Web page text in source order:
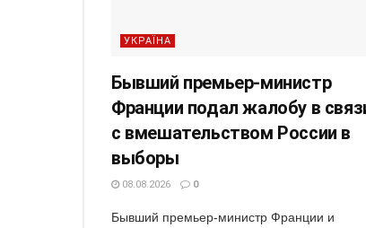
УКРАЇНА
Бывший премьер-министр
Франции подал жалобу в
с вмешательством России в
выборы
08.08.2026 0
Бывший премьер-министр Франции и